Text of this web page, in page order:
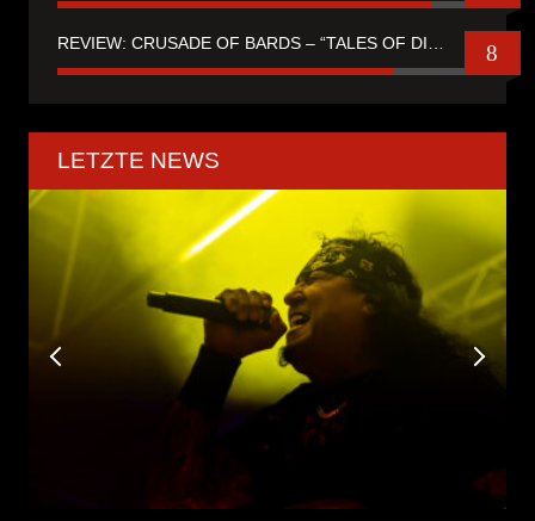
8
LETZTE NEWS